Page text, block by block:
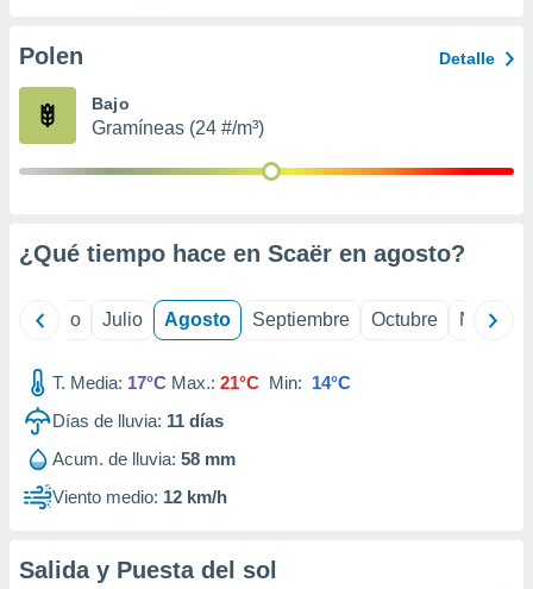
e
mediante
de
Polen Detalle
Bajo
Gramíneas (24 #/m³)
¿Qué tiempo hace en Scaër en agosto?
Junio Julio Agosto Septiembre Octubre
T. Media: 17°C Max.: 21°C Min: 14°C
Días de lluvia: 11 días
Acum. de lluvia: 58 mm
Viento medio: 12 km/h
Salida y Puesta del sol